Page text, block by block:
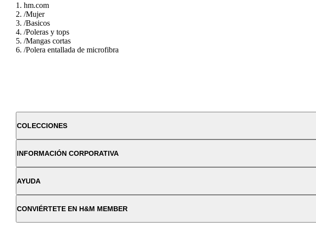
hm.com
/Mujer
/Basicos
/Poleras y tops
/Mangas cortas
/Polera entallada de microfibra
COLECCIONES
INFORMACIÓN CORPORATIVA
AYUDA
CONVIÉRTETE EN H&M MEMBER